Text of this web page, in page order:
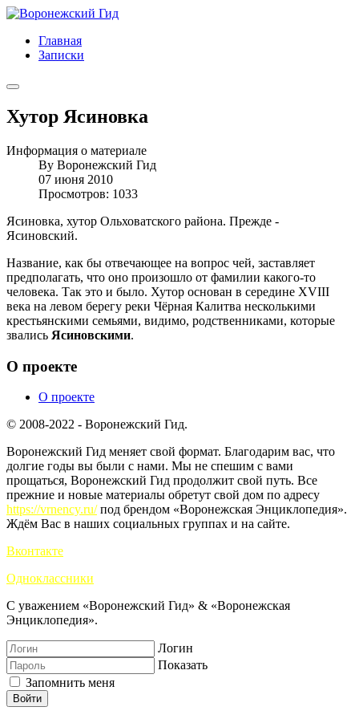
Главная
Записки
Хутор Ясиновка
Информация о материале
By Воронежский Гид
07 июня 2010
Просмотров: 1033
Ясиновка, хутор Ольховатского района. Прежде -
Ясиновский.
Название, как бы отвечающее на вопрос чей, заставляет
предполагать, что оно произошло от фамилии какого-то
человека. Так это и было. Хутор основан в середине XVIII
века на левом берегу реки Чёрная Калитва несколькими
крестьянскими семьями, видимо, родственниками, которые
звались Ясиновскими.
О проекте
О проекте
© 2008-2022 - Воронежский Гид.
Воронежский Гид меняет свой формат. Благодарим вас, что
долгие годы вы были с нами. Мы не спешим с вами
прощаться, Воронежский Гид продолжит свой путь. Все
прежние и новые материалы обретут свой дом по адресу
https://vrnency.ru/под брендом «Воронежская Энциклопедия».
Ждём Вас в наших социальных группах и на сайте.
Вконтакте
Одноклассники
С уважением «Воронежский Гид» & «Воронежская
Энциклопедия».
Логин
Показать
Запомнить меня
Войти